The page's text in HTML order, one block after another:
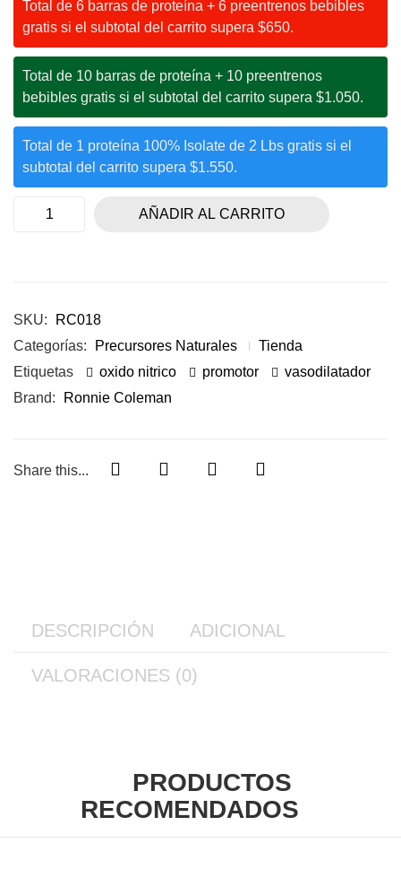
Total de 6 barras de proteína + 6 preentrenos bebibles
gratis si el subtotal del carrito supera $650.
Total de 10 barras de proteína + 10 preentrenos
bebibles gratis si el subtotal del carrito supera $1.050.
Total de 1 proteína 100% Isolate de 2 Lbs gratis si el
subtotal del carrito supera $1.550.
AÑADIR AL CARRITO
SKU:
RC018
Categorías:
Precursores Naturales
Tienda
Etiquetas
oxido nitrico promotor
vasodilatador
Brand:
Ronnie Coleman
Share this...
DESCRIPCIÓN ADICIONAL
VALORACIONES (0)
PRODUCTOS
RECOMENDADOS